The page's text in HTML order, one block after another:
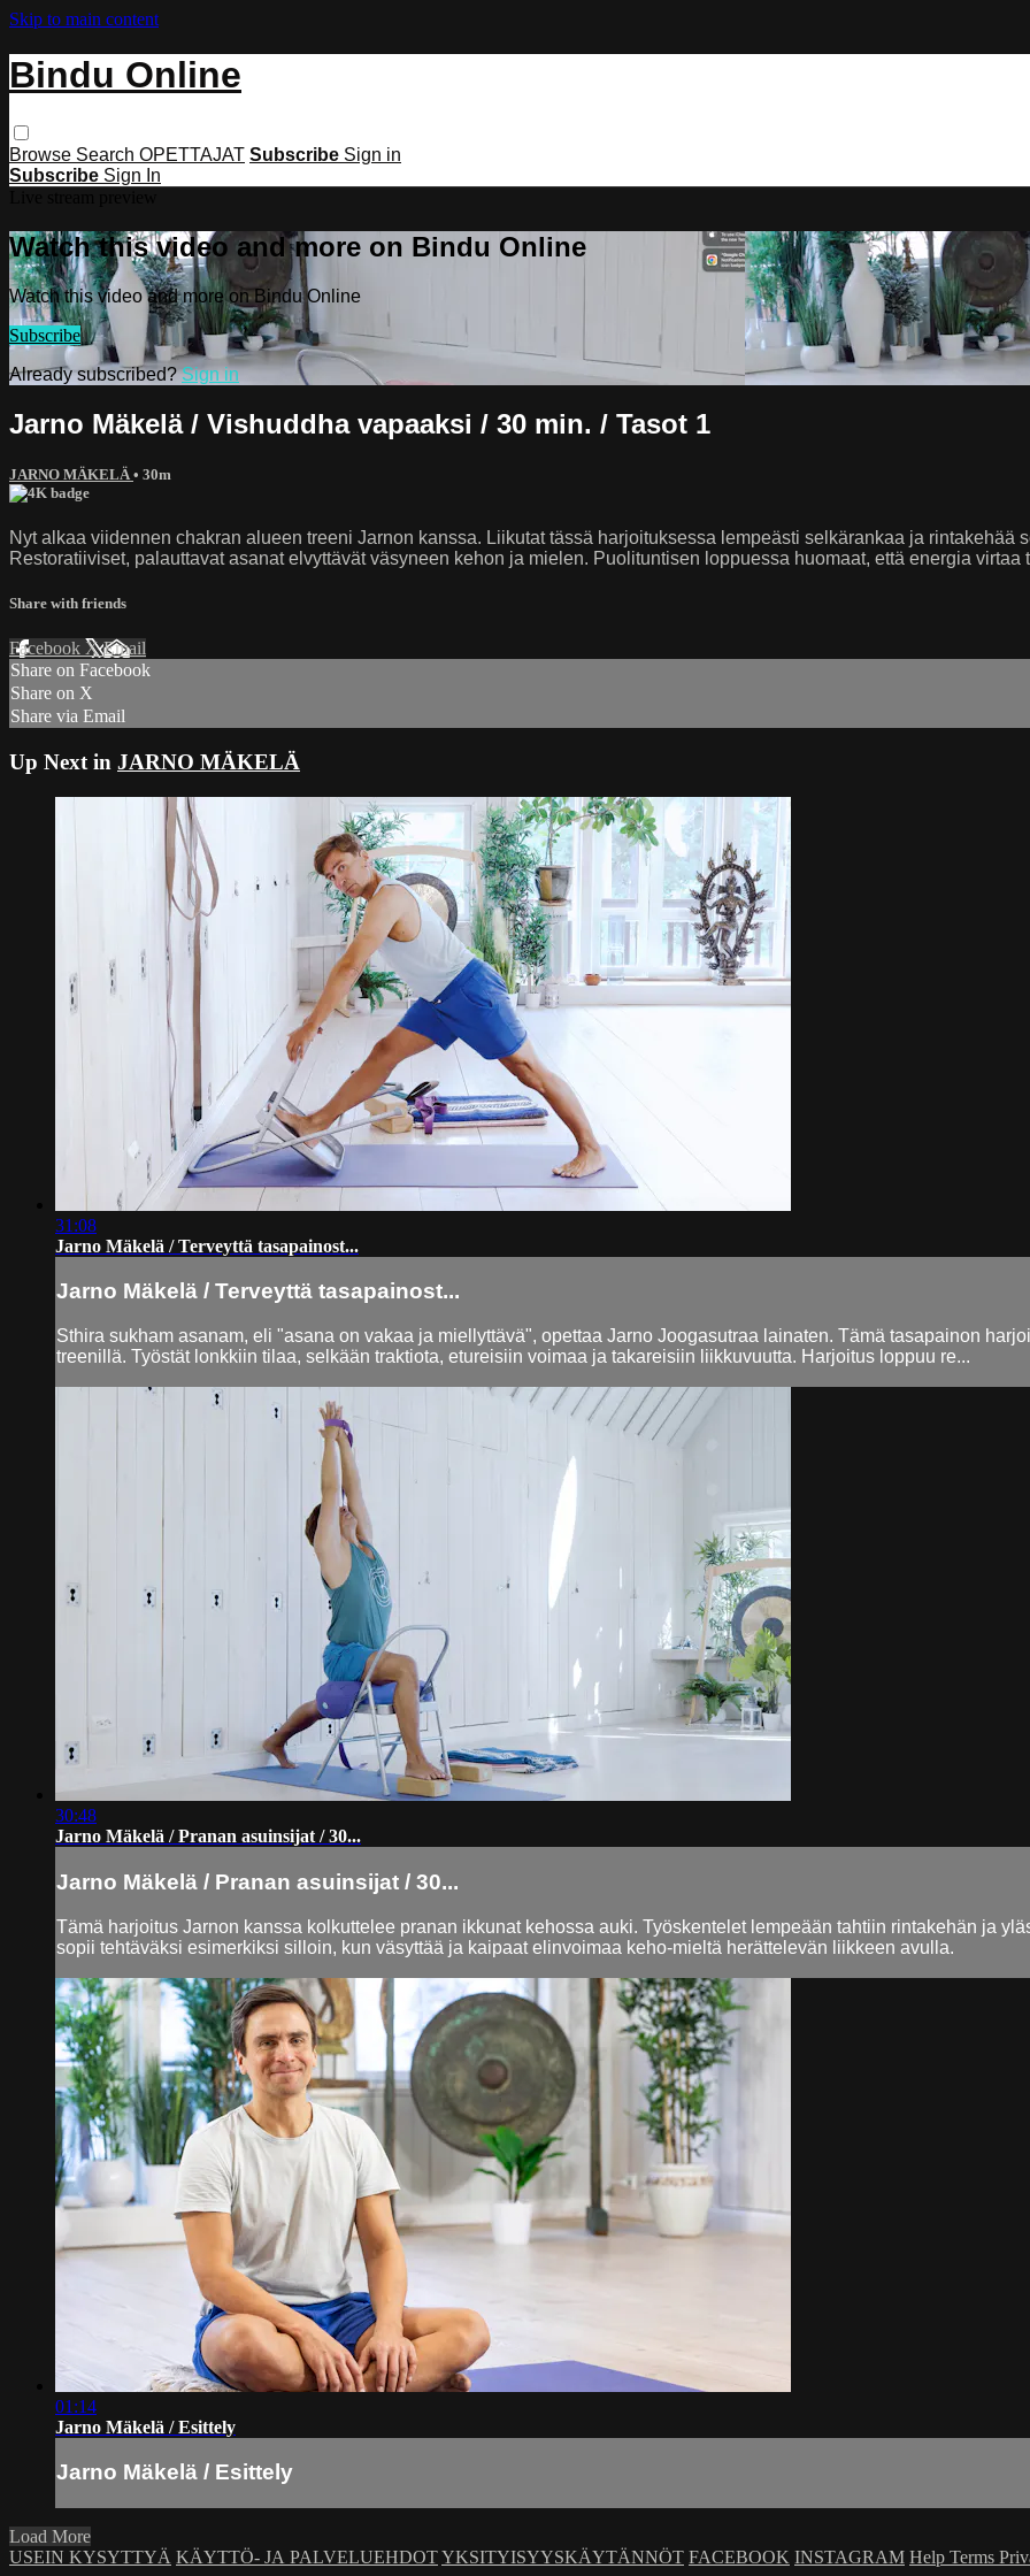
Skip to main content
Bindu Online
Browse Search OPETTAJAT Subscribe Sign in
Subscribe Sign In
Watch this video and more on Bindu Online
Watch this video and more on Bindu Online
Subscribe
Already subscribed?Sign in
Jarno Mäkelä / Vishuddha vapaaksi / 30 min. / Tasot 1
JARNO MÄKELÄ • 30m
Nyt alkaa viidennen chakran alueen treeni Jarnon kanssa. Liikutat tässä harjoituksessa lempeästi selkärankaa ja
Restoratiiviset, palauttavat asanat elvyttävät väsyneen kehon ja mielen. Puolituntisen loppuessa huomaat, että energia
Share with friends
Facebook XEmail
Share on Facebook
Share on X
Share via Email
Up Next in JARNO MÄKELÄ
31:08
Jarno Mäkelä / Terveyttä tasapainost...
Jarno Mäkelä / Terveyttä tasapainost...
Sthira sukham asanam, eli "asana on vakaa ja miellyttävä", opettaa Jarno Joogasutraa lainaten. Tämä tasapainon
treenillä. Työstät lonkkiin tilaa, selkään traktiota, etureisiin voimaa ja takareisiin liikkuvuutta. Harjoitus loppuu re...
30:48
Jarno Mäkelä / Pranan asuinsijat / 30...
Jarno Mäkelä / Pranan asuinsijat / 30...
Tämä harjoitus Jarnon kanssa kolkuttelee pranan ikkunat kehossa auki. Työskentelet lempeään tahtiin rintakehän ja
sopii tehtäväksi esimerkiksi silloin, kun väsyttää ja kaipaat elinvoimaa keho-mieltä herättelevän liikkeen avulla.
01:14
Jarno Mäkelä / Esittely
Jarno Mäkelä / Esittely
Load More
USEIN KYSYTTYÄ KÄYTTÖ- JA PALVELUEHDOTYKSITYISYYSKÄYTÄNNÖT FACEBOOK INSTAGRAM Help Terms